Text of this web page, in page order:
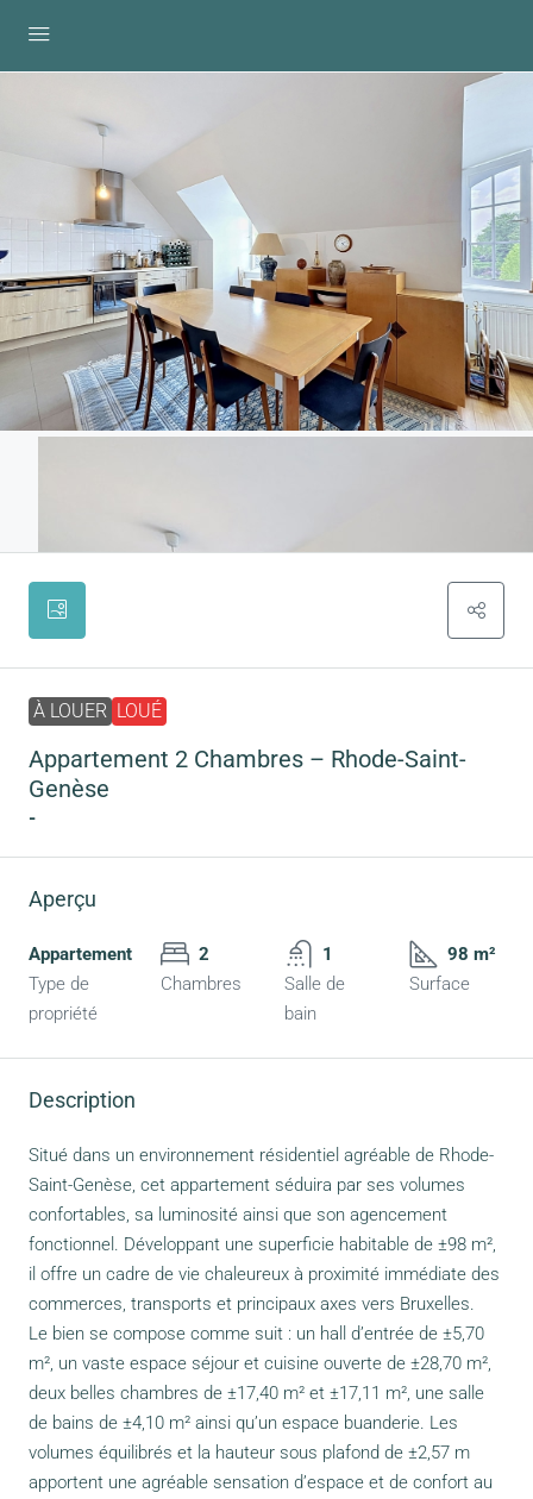
À LOUER LOUÉ
Appartement 2 Chambres – Rhode-Saint-
Genèse
-
Aperçu
Appartement
Type de
propriété
2
Chambres
1
Salle de
bain
98 m²
Surface
Description
Situé dans un environnement résidentiel agréable de Rhode-
Saint-Genèse, cet appartement séduira par ses volumes
confortables, sa luminosité ainsi que son agencement
fonctionnel. Développant une superficie habitable de ±98 m²,
il offre un cadre de vie chaleureux à proximité immédiate des
commerces, transports et principaux axes vers Bruxelles.
Le bien se compose comme suit : un hall d’entrée de ±5,70
m², un vaste espace séjour et cuisine ouverte de ±28,70 m²,
deux belles chambres de ±17,40 m² et ±17,11 m², une salle
de bains de ±4,10 m² ainsi qu’un espace buanderie. Les
volumes équilibrés et la hauteur sous plafond de ±2,57 m
apportent une agréable sensation d’espace et de confort au